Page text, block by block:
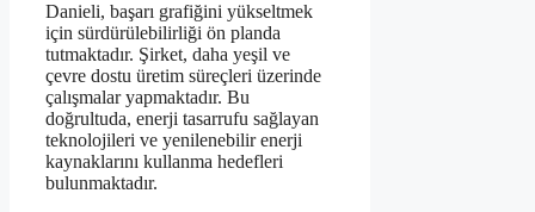
Danieli, başarı grafiğini yükseltmek
için sürdürülebilirliği ön planda
tutmaktadır. Şirket, daha yeşil ve
çevre dostu üretim süreçleri üzerinde
çalışmalar yapmaktadır. Bu
doğrultuda, enerji tasarrufu sağlayan
teknolojileri ve yenilenebilir enerji
kaynaklarını kullanma hedefleri
bulunmaktadır.